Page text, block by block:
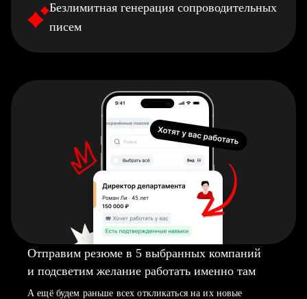
Безлимитная генерация сопроводительных
писем
Отправим резюме в 5 выбранных компаний
и подсветим желание работать именно там
А ещё будем раньше всех откликаться на их новые